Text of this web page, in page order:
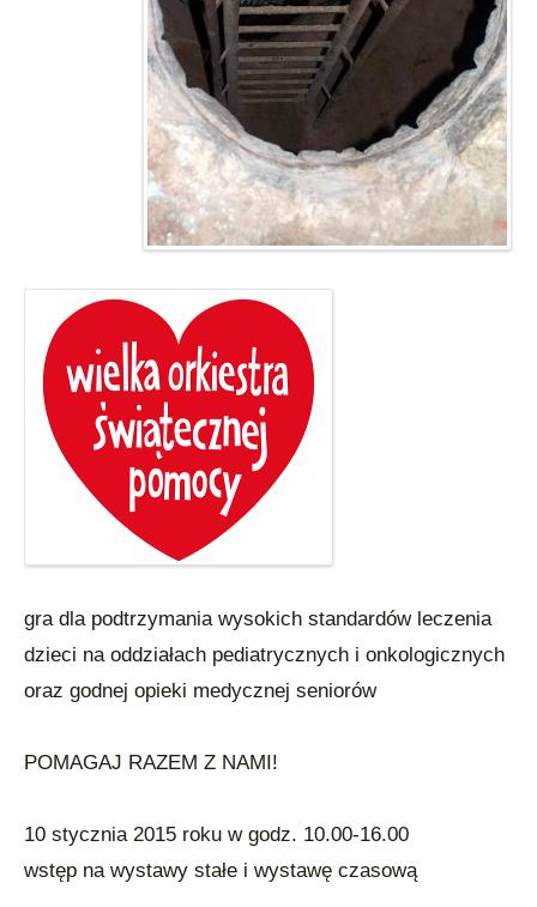
gra dla podtrzymania wysokich standardów leczenia
dzieci na oddziałach pediatrycznych i onkologicznych
oraz godnej opieki medycznej seniorów
POMAGAJ RAZEM Z NAMI!
10 stycznia 2015 roku w godz. 10.00-16.00
wstęp na wystawy stałe i wystawę czasową